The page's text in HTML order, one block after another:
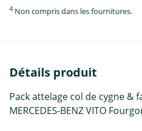
4 Non compris dans les fournitures.
Détails produit
Pack attelage col de cygne &
MERCEDES-BENZ VITO